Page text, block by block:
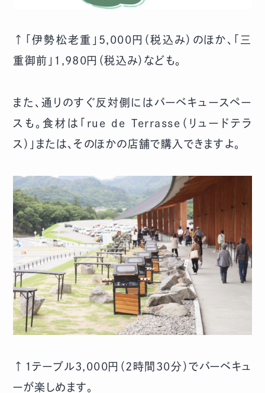
↑「伊勢松老重」5,000円（税込み）のほか、「三
重御前」1,980円（税込み）なども。
また、通りのすぐ反対側にはバーベキュースペー
スも。食材は「rue de Terrasse（リュードテラ
ス）」または、そのほかの店舗で購入できますよ。
↑1テーブル3,000円（2時間30分）でバーベキュ
ーが楽しめます。